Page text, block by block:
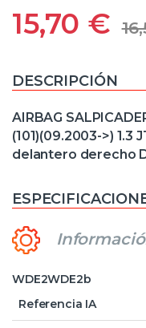
15,70 €
DESCRIPCIÓN
AIRBAG
(101)(09.2003->) 1.3
delantero derecho
WDE2WDE2b
Referencia IA